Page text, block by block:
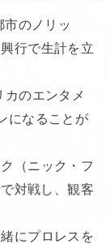
のノリッ
行で生計を立
のエンタメ
になることが
（ニック・フ
対戦し、観客
にプロレスを